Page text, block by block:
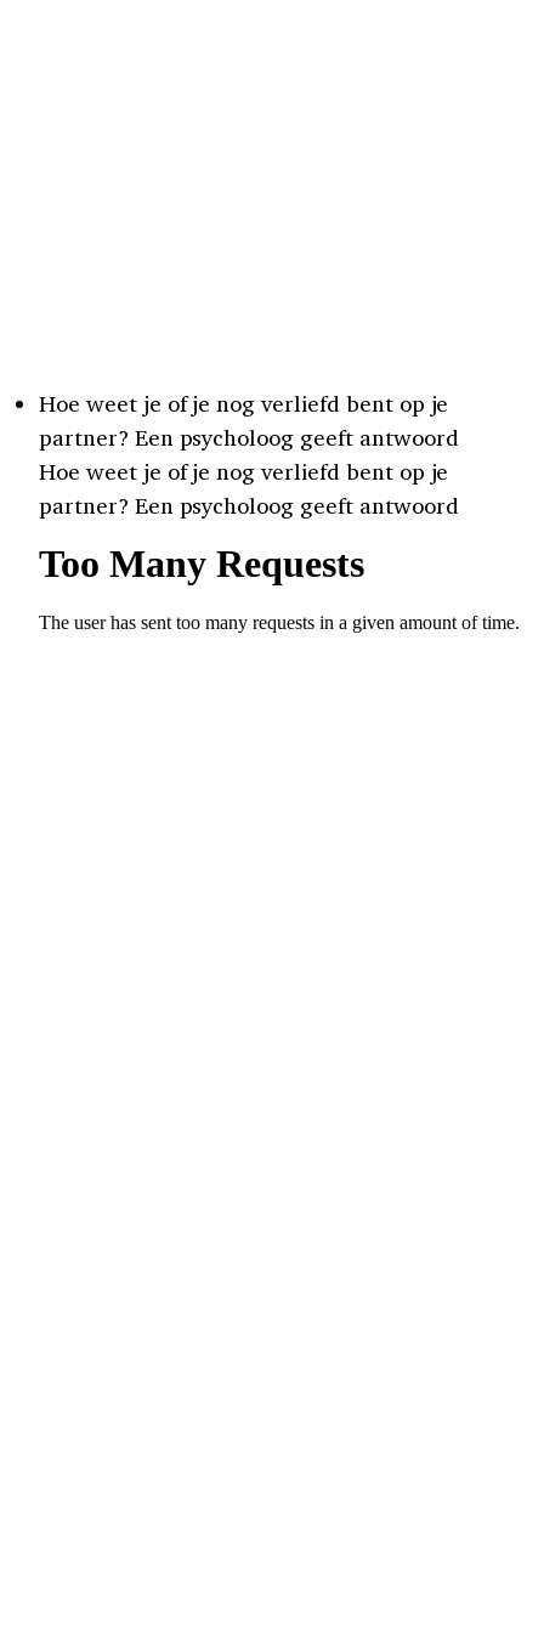
Hoe weet je of je nog verliefd bent op je
partner? Een psycholoog geeft antwoord
Hoe weet je of je nog verliefd bent op je
partner? Een psycholoog geeft antwoord